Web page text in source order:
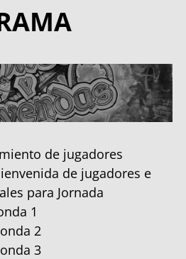
de jugadores
de jugadores e
para Jornada
1
2
3